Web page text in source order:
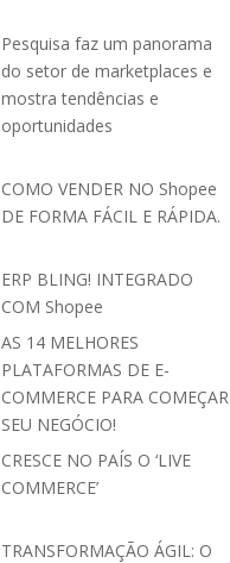
Pesquisa faz um panorama
do setor de marketplaces e
mostra tendências e
oportunidades
COMO VENDER NO Shopee
DE FORMA FÁCIL E RÁPIDA.
ERP BLING! INTEGRADO
COM Shopee
AS 14 MELHORES
PLATAFORMAS DE E-
COMMERCE PARA COMEÇAR
SEU NEGÓCIO!
CRESCE NO PAÍS O ‘LIVE
COMMERCE’
TRANSFORMAÇÃO ÁGIL: O